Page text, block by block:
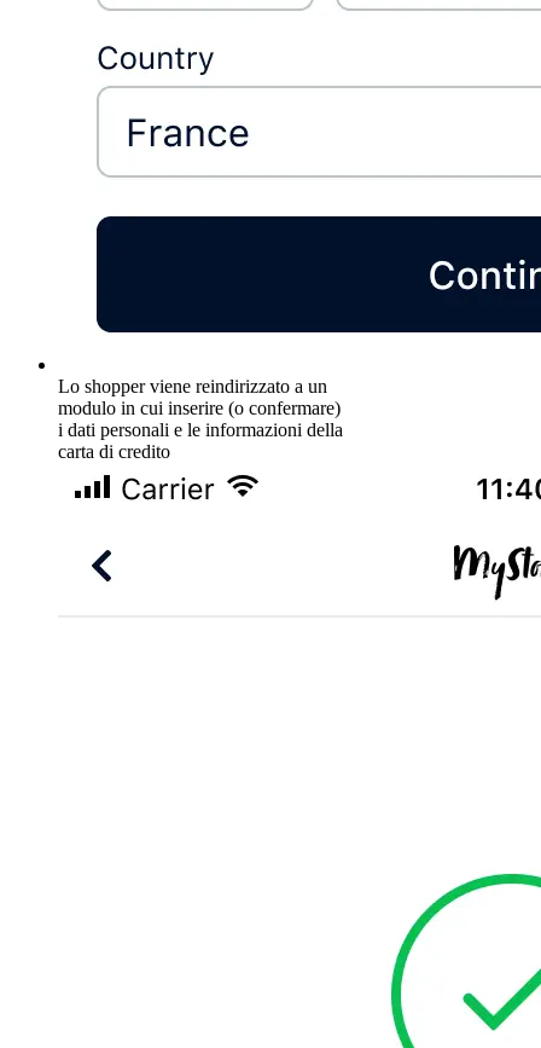
Lo shopper viene reindirizzato a un
modulo in cui inserire (o confermare)
i dati personali e le informazioni della
carta di credito